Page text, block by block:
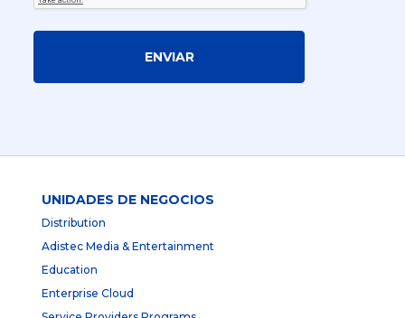
ENVIAR
UNIDADES DE NEGOCIOS
Distribution
Adistec Media & Entertainment
Education
Enterprise Cloud